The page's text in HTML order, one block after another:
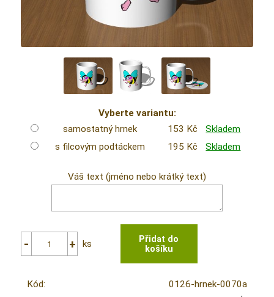
Vyberte variantu:
samostatný hrnek
153 Kč
Skladem
s filcovým podtáckem
195 Kč Skladem
Váš text (jméno nebo krátký text)
ks
Kód:
0126-hrnek-0070a